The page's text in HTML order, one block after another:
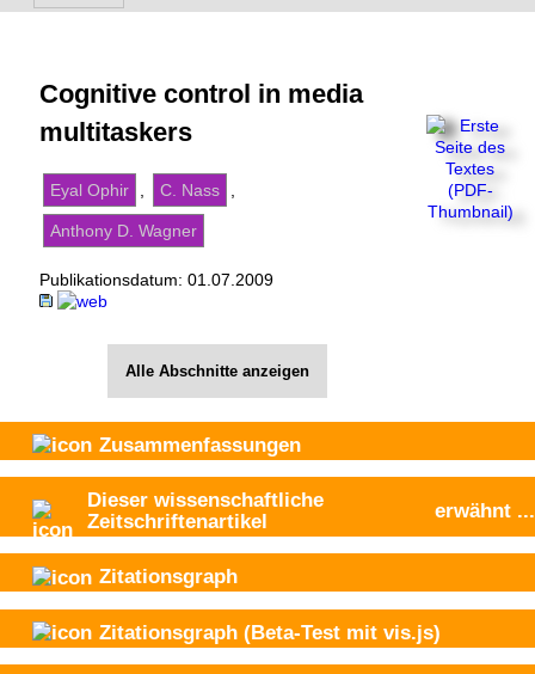
Cognitive control in media
multitaskers
Eyal Ophir C. Nass
Anthony D. Wagner
Publikationsdatum: 01.07.2009
Alle Abschnitte anzeigen
Zusammenfassungen
Dieser wissenschaftliche
Zeitschriftenartikel
erwähnt ...
Zitationsgraph
Zitationsgraph (Beta-Test mit vis.js)